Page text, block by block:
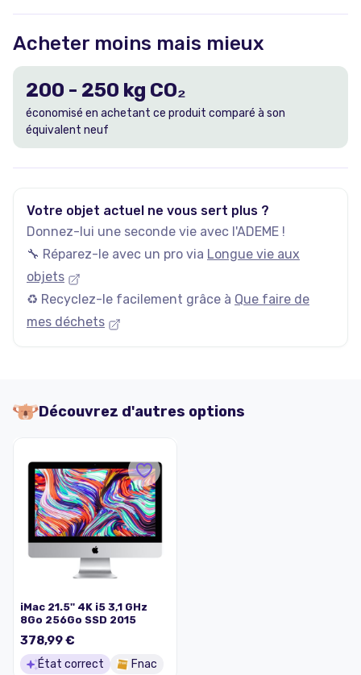
Acheter moins mais mieux
200 - 250 kg CO₂
économisé en achetant ce produit comparé à son
équivalent neuf
Votre objet actuel ne vous sert plus ?
Donnez-lui une seconde vie avec l'ADEME !
🔧 Réparez-le avec un pro via Longue vie aux
objets
♻️ Recyclez-le facilement grâce à Que faire de
mes déchets
Découvrez d'autres options
iMac 21.5'' 4K i5 3,1 GHz
8Go 256Go SSD 2015
378,99 €
État correct Fnac